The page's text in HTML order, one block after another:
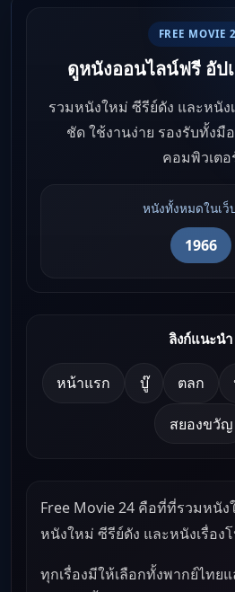
FREE MOVIE
ดูหนังออนไลน์ฟรี อัป
รวมหนังใหม่ ซีรีย์ดัง และหนั
ชัด ใช้งานง่าย รองรับทั้งมื
คอมพิวเตอ
หนังทั้งหมดในเว็
1966
ลิงก์แนะนำ
หน้าแรก บู๊ ตลก
สยองขวัญ
Free Movie 24 คือที่ที่รวมหนัง
หนังใหม่ ซีรีย์ดัง และหนังเรื่อง
ทุกเรื่องมีให้เลือกทั้งพากย์ไทย